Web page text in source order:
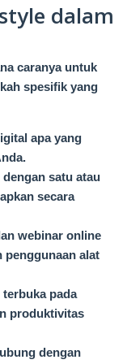
dalam
caranya untuk
spesifik yang
apa yang
satu atau
secara
webinar online
penggunaan alat
pada
produktivitas
dengan